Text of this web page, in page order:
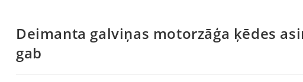
Deimanta galviņas motorzāģa ķēdes
gab